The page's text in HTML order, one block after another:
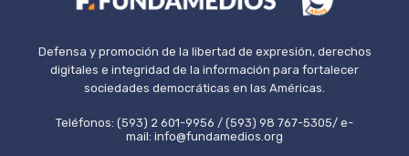
Defensa y promoción de la libertad de expresión, derechos
digitales e integridad de la información para fortalecer
sociedades democráticas en las Américas.
Teléfonos: (593) 2 601-9956 / (593) 98 767-5305/ e-
mail: info@fundamedios.org